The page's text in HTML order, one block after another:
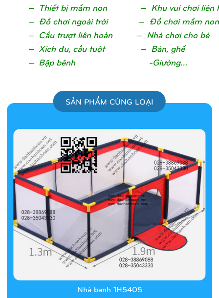
– Thiết bị mầm non – Khu vui chơi liên
– Đồ chơi ngoài trời – Đồ chơi mầm non
– Cầu trượt liên hoàn – Nhà chơi cho bé
– Xích đu, cầu tuột – Bàn, ghế
– Bập bênh -Giường…
SẢN PHẨM CÙNG LOẠI
Nhà banh 1H5405